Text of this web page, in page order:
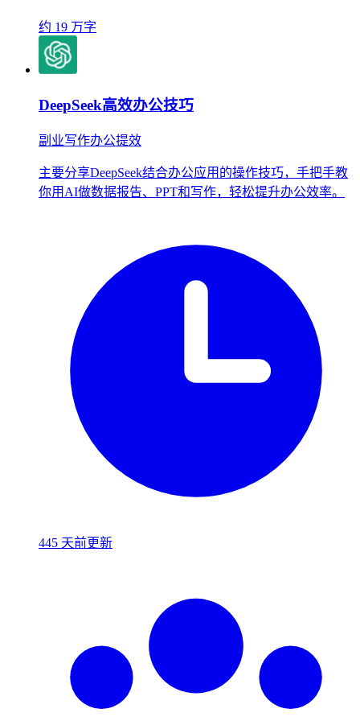
约 19 万字
DeepSeek高效办公技巧
副业写作办公提效
主要分享DeepSeek结合办公应用的操作技巧，手把手教
你用AI做数据报告、PPT和写作，轻松提升办公效率。
445 天前更新